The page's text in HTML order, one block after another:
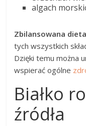
algach
Zbilansowana
tych wszystkich
Dzięki temu można
wspierać ogólne
Białko
źródła